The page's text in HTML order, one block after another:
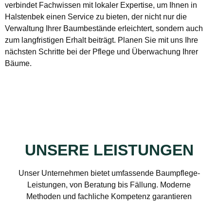
verbindet Fachwissen mit lokaler Expertise, um Ihnen in
Halstenbek einen Service zu bieten, der nicht nur die
Verwaltung Ihrer Baumbestände erleichtert, sondern auch
zum langfristigen Erhalt beiträgt. Planen Sie mit uns Ihre
nächsten Schritte bei der Pflege und Überwachung Ihrer
Bäume.
UNSERE LEISTUNGEN
Unser Unternehmen bietet umfassende Baumpflege-
Leistungen, von Beratung bis Fällung. Moderne
Methoden und fachliche Kompetenz garantieren